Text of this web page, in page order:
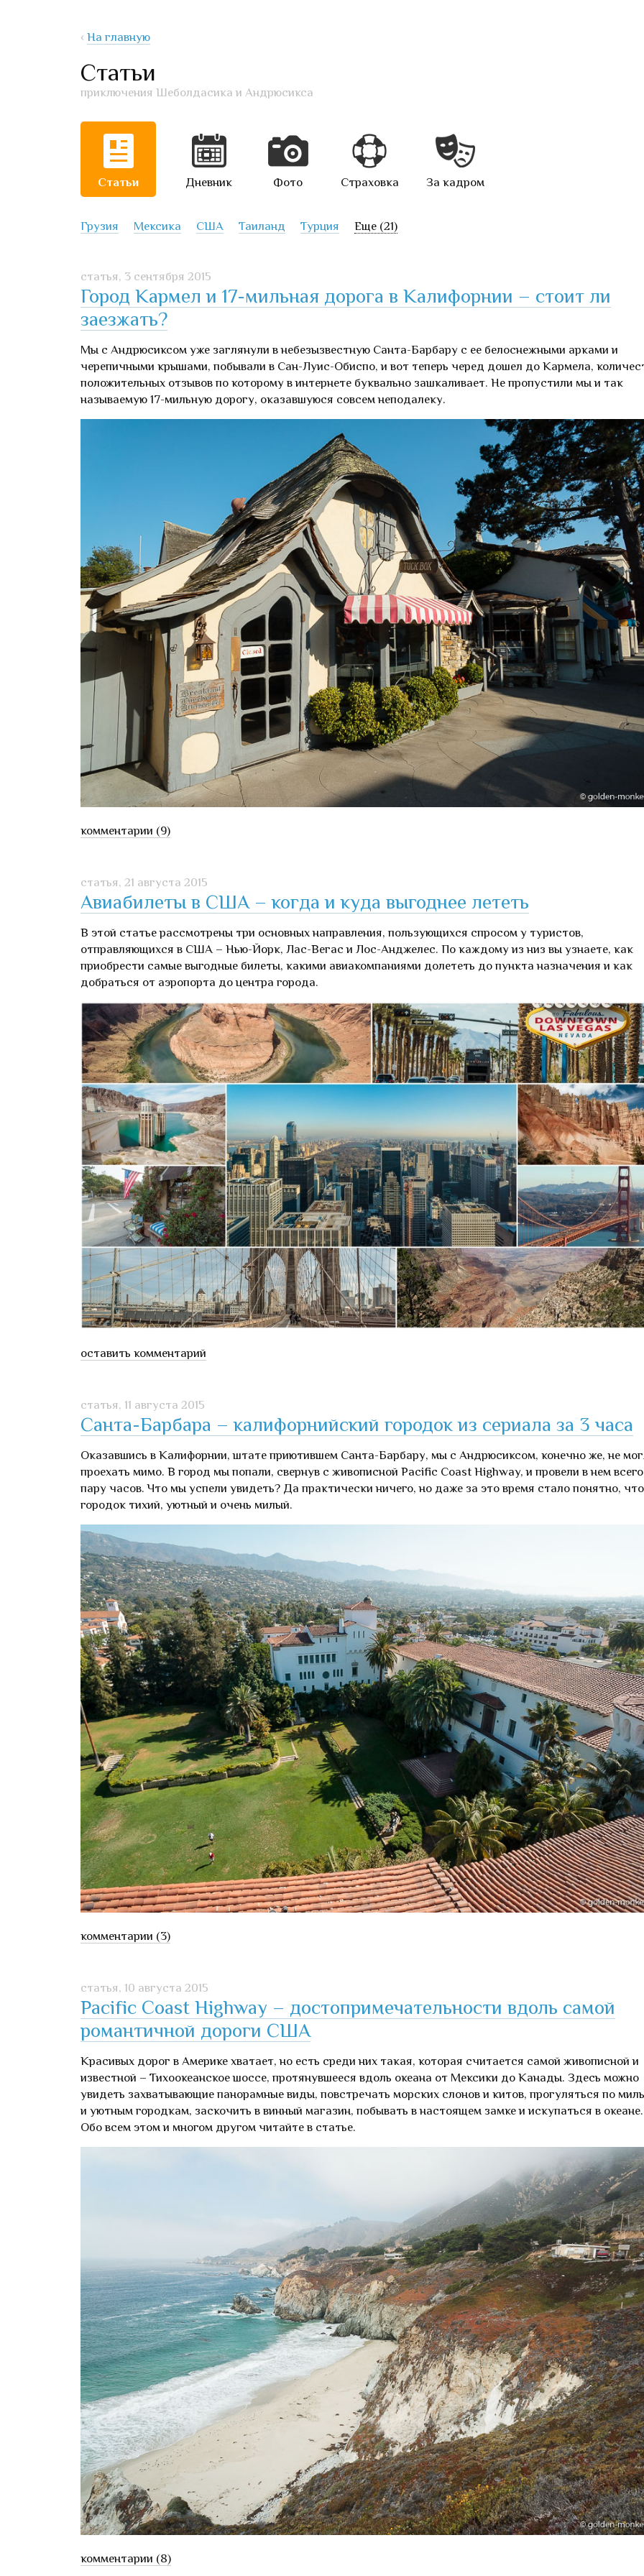
‹ На главную
Статьи
приключения Шеболдасика и Андрюсикса
Статьи Дневник Фото Страховка За кадром
Грузия Мексика США Таиланд Турция Еще (21)
статья, 3 сентября 2015
Город Кармел и 17-мильная дорога в Калифорнии – стоит ли
заезжать?
Мы с Андрюсиксом уже заглянули в небезызвестную Санта-Барбару с ее белоснежными арками и
черепичными крышами, побывали в Сан-Луис-Обиспо, и вот теперь черед дошел до Кармела,
положительных отзывов по которому в интернете буквально зашкаливает. Не пропустили мы и так
называемую 17-мильную дорогу, оказавшуюся совсем неподалеку.
комментарии (9)
статья, 21 августа 2015
Авиабилеты в США – когда и куда выгоднее лететь
В этой статье рассмотрены три основных направления, пользующихся спросом у туристов,
отправляющихся в США – Нью-Йорк, Лас-Вегас и Лос-Анджелес. По каждому из низ вы узнаете, как
приобрести самые выгодные билеты, какими авиакомпаниями долететь до пункта назначения и как
добраться от аэропорта до центра города.
оставить комментарий
статья, 11 августа 2015
Санта-Барбара – калифорнийский городок из сериала за 3 часа
Оказавшись в Калифорнии, штате приютившем Санта-Барбару, мы с Андрюсиксом, конечно же, не
проехать мимо. В город мы попали, свернув с живописной Pacific Coast Highway, и провели в нем всего
пару часов. Что мы успели увидеть? Да практически ничего, но даже за это время стало понятно, что
городок тихий, уютный и очень милый.
комментарии (3)
статья, 10 августа 2015
Pacific Coast Highway – достопримечательности вдоль самой
романтичной дороги США
Красивых дорог в Америке хватает, но есть среди них такая, которая считается самой живописной и
известной – Тихоокеанское шоссе, протянувшееся вдоль океана от Мексики до Канады. Здесь можно
увидеть захватывающие панорамные виды, повстречать морских слонов и китов, прогуляться по
и уютным городкам, заскочить в винный магазин, побывать в настоящем замке и искупаться в океане.
Обо всем этом и многом другом читайте в статье.
комментарии (8)